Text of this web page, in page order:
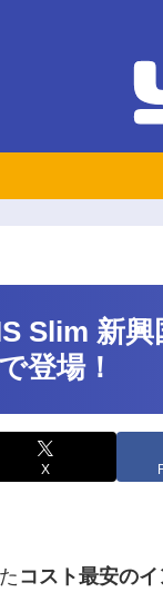
Slim 新
登場！
X
コスト最安の